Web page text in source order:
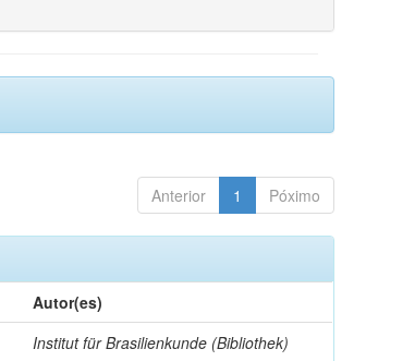
Anterior 1 Póximo
Autor(es)
Institut für Brasilienkunde (Bibliothek)